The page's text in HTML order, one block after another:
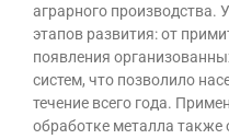
аграрного
этапов развития: от
появления
систем, что позволило
течение всего года.
обработке металла также